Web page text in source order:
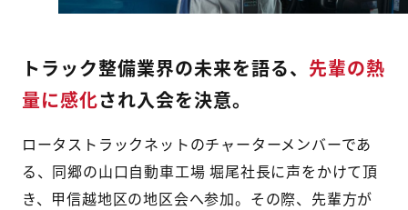
トラック整備業界の未来を語る、 先輩の熱
量に感化され入会を決意。
ロータストラックネットのチャーターメンバーであ
る、同郷の山口自動車工場 堀尾社長に声をかけて頂
き、甲信越地区の地区会へ参加。その際、先輩方が